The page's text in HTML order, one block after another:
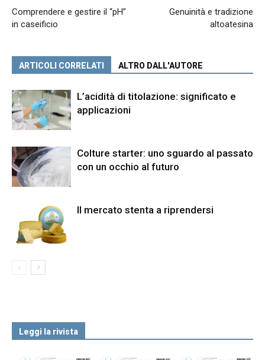
Comprendere e gestire il “pH”
in caseificio
Genuinità e tradizione
altoatesina
ARTICOLI CORRELATI ALTRO DALL'AUTORE
L’acidità di titolazione: significato e
applicazioni
Colture starter: uno sguardo al passato
con un occhio al futuro
Il mercato stenta a riprendersi
Leggi la rivista